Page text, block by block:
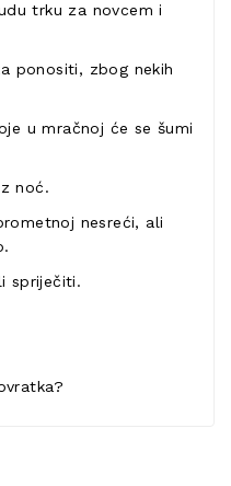
trku za novcem i
ponositi, zbog nekih
u mračnoj će se šumi
noć.
nesreći, ali
spriječiti.